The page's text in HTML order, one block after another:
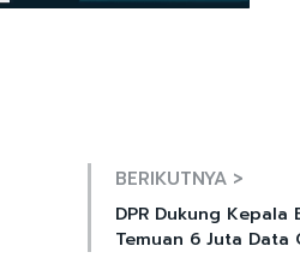
BERIKUTNYA >
DPR Dukung Kepala
Temuan 6 Juta Data